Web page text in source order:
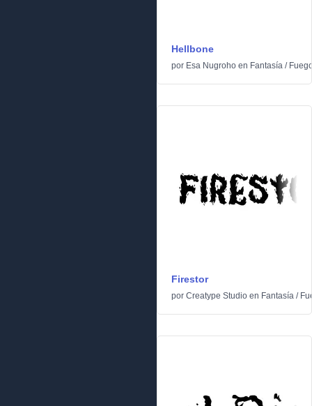
Hellbone
por Esa Nugroho en Fantasía /
Firestor
por Creatype Studio en Fantasía /